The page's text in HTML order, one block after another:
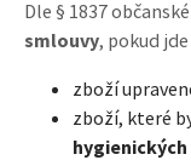
Dle § 1837
smlouvy, pokud
zboží
zboží, které